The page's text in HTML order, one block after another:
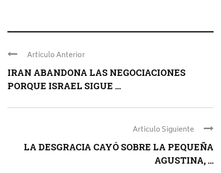
Articulo Anterior
IRAN ABANDONA LAS NEGOCIACIONES
PORQUE ISRAEL SIGUE ...
Articulo Siguiente
LA DESGRACIA CAYÓ SOBRE LA PEQUEÑA
AGUSTINA, ...